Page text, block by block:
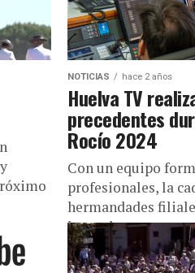
NOTICIAS hace 2 años
Huelva TV
precedentes
Rocío 2024
Con un equipo
profesionales, la
hermandades
largo de su...